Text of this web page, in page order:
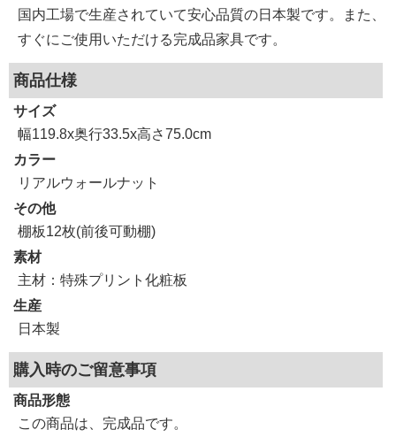
国内工場で生産されていて安心品質の日本製です。また、
すぐにご使用いただける完成品家具です。
商品仕様
サイズ
幅119.8x奥行33.5x高さ75.0cm
カラー
リアルウォールナット
その他
棚板12枚(前後可動棚)
素材
主材：特殊プリント化粧板
生産
日本製
購入時のご留意事項
商品形態
この商品は、完成品です。